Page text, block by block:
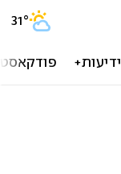
31°
ידיעות+